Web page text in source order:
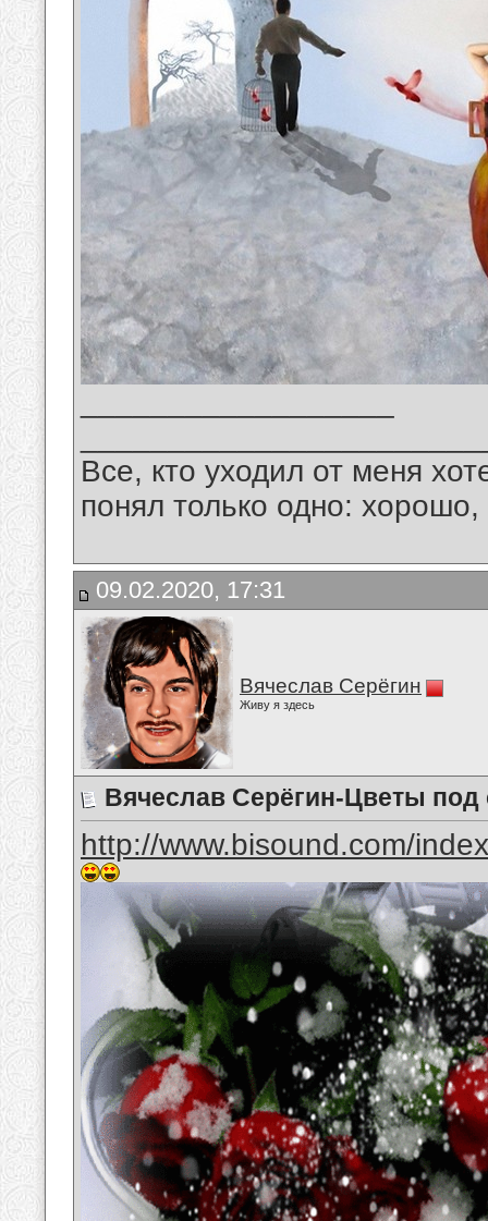
Все, кто уходил от меня
понял только одно:
09.02.2020, 17:31
Вячеслав Серёгин
Живу я здесь
Вячеслав Серёгин-Цветы под
http://www.bisound.com/